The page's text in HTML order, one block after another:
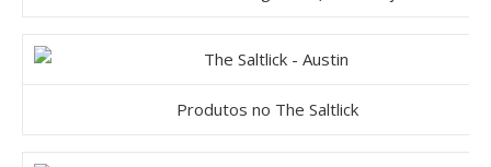
Produtos no The Saltlick